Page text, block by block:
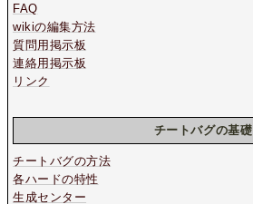
FAQ
wikiの編集方法
質問用掲示板
連絡用掲示板
リンク
チートバグの基礎
チートバグの方法
各ハードの特性
生成センター